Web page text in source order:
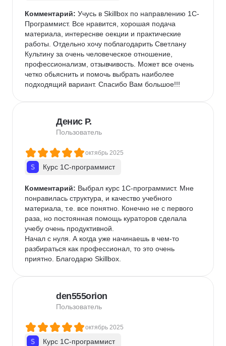
Комментарий: Учусь в Skillbox по направлению 1С-
Программист. Все нравится, хорошая подача
материала, интереснве оекции и практические
работы. Отдельно хочу поблагодарить Светлану
Культину за очень человеческое отношение,
профессионализм, отзывчивость. Может все очень
четко обьяснить и помочь выбрать наиболее
подходящий вариант. Спасибо Вам большое!!!
Денис Р.
Пользователь
октябрь 2025
Курс 1С-программист
Комментарий: Выбрал курс 1С-программист. Мне
понравилась структура, и качество учебного
материала, т.е. все понятно. Конечно не с первого
раза, но постоянная помощь кураторов сделала
учебу очень продуктивной.
Начал с нуля. А когда уже начинаешь в чем-то
разбираться как профессионал, то это очень
приятно. Благодарю Skillbox.
den555orion
Пользователь
октябрь 2025
Курс 1С-программист